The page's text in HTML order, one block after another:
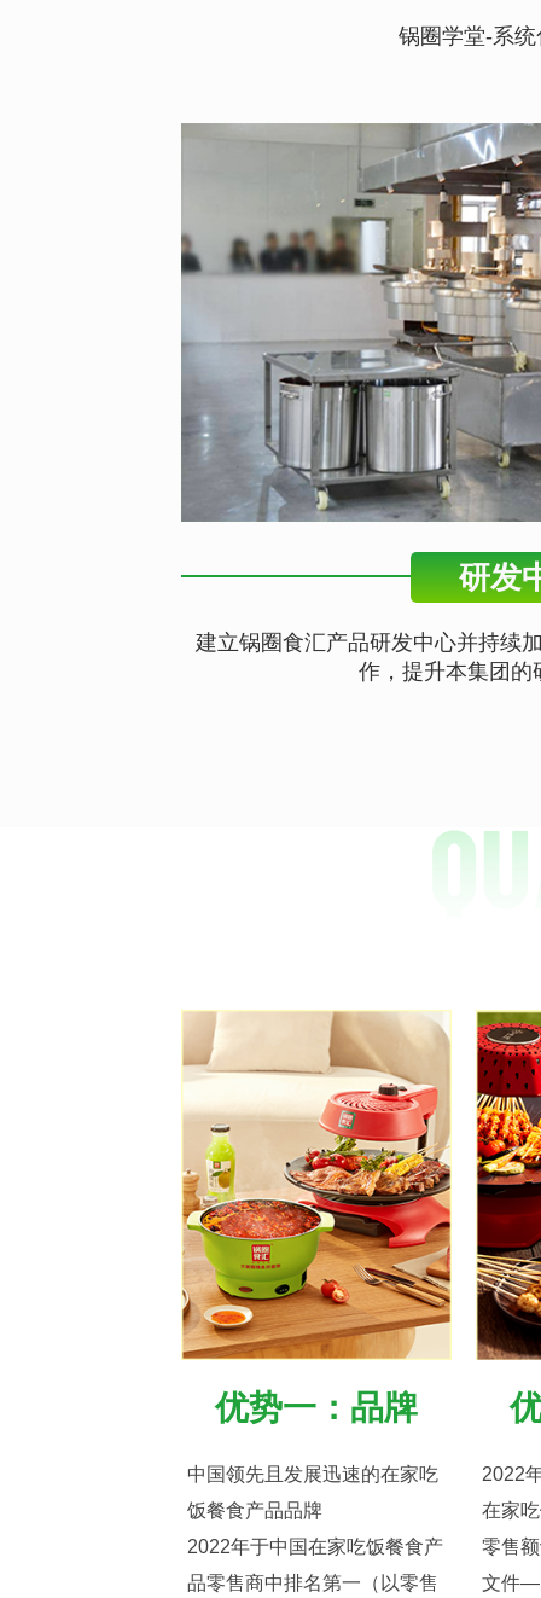
锅圈学堂-系
研发
建立锅圈食汇产品研发中心并持续
作，提升本集团的
优势一：品牌
中国领先且发展迅速的在家吃
饭餐食产品品牌
2022年于中国在家吃饭餐食产
品零售商中排名第一（以零售
2022
在家
零售
文件—